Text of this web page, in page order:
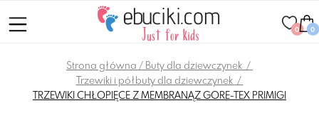
0 0
Strona główna
Buty dla dziewczynek
Trzewiki i półbuty dla dziewczynek
TRZEWIKI CHŁOPIĘCE Z MEMBRANĄZ GORE-TEX PRIMIGI